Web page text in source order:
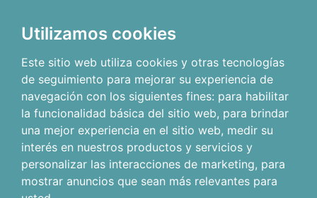
Utilizamos cookies
Este sitio web utiliza cookies y otras tecnologías
de seguimiento para mejorar su experiencia de
navegación con los siguientes fines: para habilitar
la funcionalidad básica del sitio web, para brindar
una mejor experiencia en el sitio web, medir su
interés en nuestros productos y servicios y
personalizar las interacciones de marketing, para
mostrar anuncios que sean más relevantes para